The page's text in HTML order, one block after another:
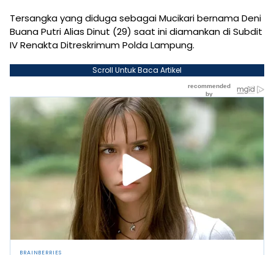
Tersangka yang diduga sebagai Mucikari bernama Deni
Buana Putri Alias Dinut (29) saat ini diamankan di Subdit
IV Renakta Ditreskrimum Polda Lampung.
Scroll Untuk Baca Artikel